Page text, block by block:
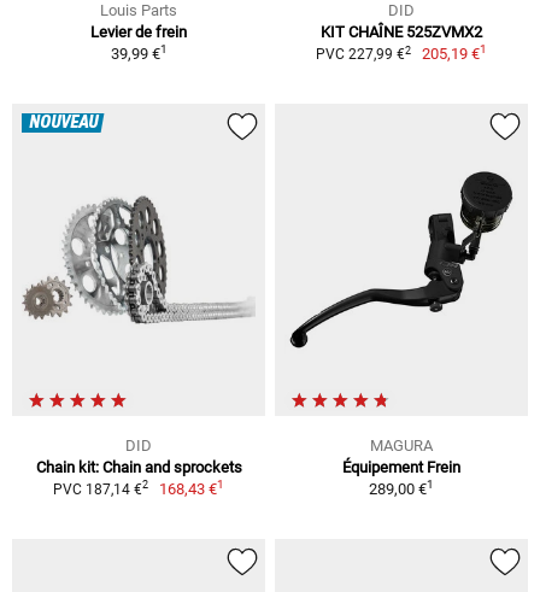
Louis Parts
Levier de frein
39,99 €1
DID
KIT CHAÎNE 525ZVMX2
PVC 227,99 €2 205,19 €1
NOUVEAU
DID
Chain kit: Chain and sprockets
PVC 187,14 €2 168,43 €1
MAGURA
Équipement Frein
289,00 €1